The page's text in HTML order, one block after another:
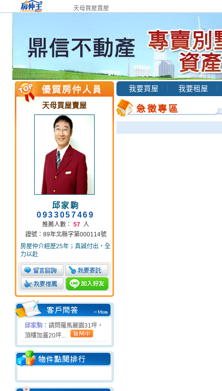
天母買屋賣屋
天母買屋賣屋
邱家駒
0933057469
推薦人數： 57 人
證號：89年北縣字第000114號
房屋仲介經歷25年；真誠付出，全
力以赴
邱家駒： 請問羅馬麗園31坪，
頂樓加蓋20坪...
我要買屋 我要租屋
急徵專區